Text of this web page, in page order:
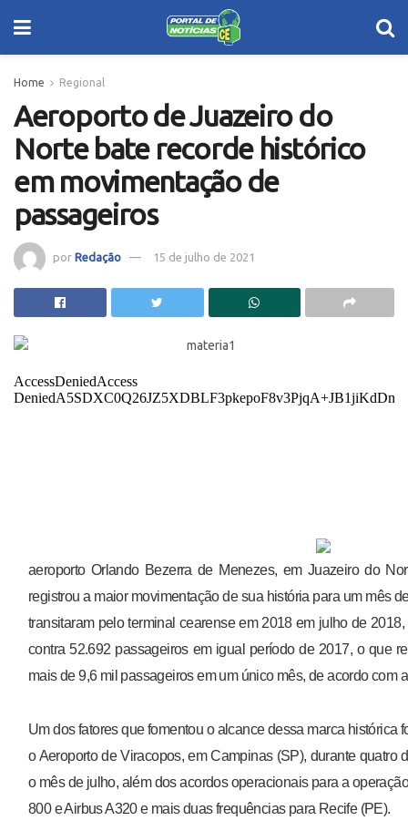
Home Regional
Aeroporto de Juazeiro do
Norte bate recorde histórico
em movimentação de
passageiros
por Redação 15 de julho de 2021
aeroporto Orlando Bezerra de Menezes, em Juazeiro do
registrou a maior movimentação de sua história para um mês
transitaram pelo terminal cearense em 2018 em julho de
contra 52.692 passageiros em igual período de 2017, o que
mais de 9,6 mil passageiros em um único mês, de acordo com
Um dos fatores que fomentou o alcance dessa marca histórica
o Aeroporto de Viracopos, em Campinas (SP), durante quatro
o mês de julho, além dos acordos operacionais para a
800 e Airbus A320 e mais duas frequências para Recife (PE).